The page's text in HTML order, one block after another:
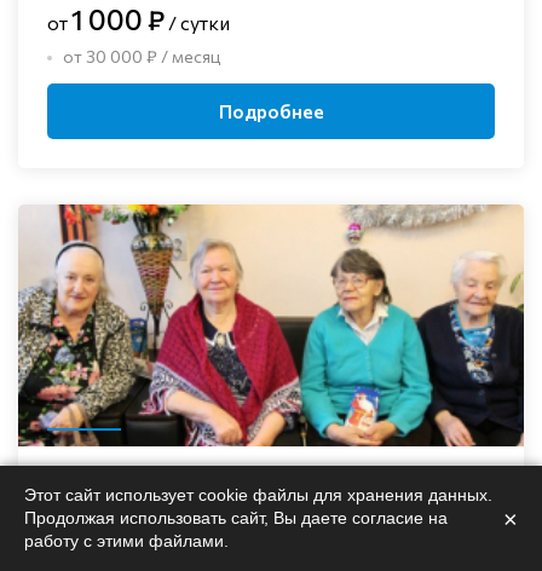
от1 000 ₽ / сутки
от 30 000 ₽ / месяц
Подробнее
Государственные дома престарелых и интернаты
мало отзывов
Этот сайт использует cookie файлы для хранения данных.
Продолжая использовать сайт, Вы даете согласие на
работу с этими файлами.
×